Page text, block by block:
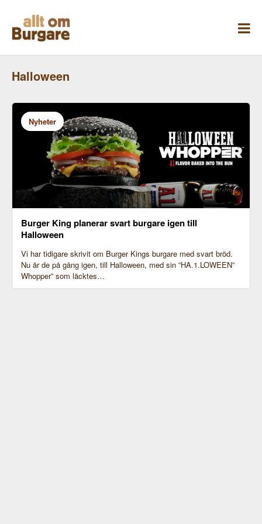
innehåll
Halloween
Nyheter
Burger King planerar svart burgare igen till
Halloween
Vi har tidigare skrivit om Burger Kings burgare med svart bröd.
Nu är de på gång igen, till Halloween, med sin ”HA.1.LOWEEN”
Whopper” som läcktes…